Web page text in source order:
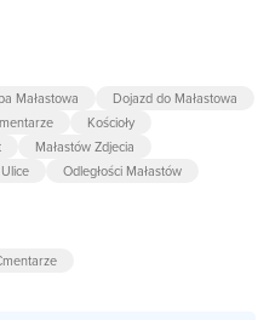
Małastowa
Dojazd do Małastowa
Kościoły
Małastów Zdjecia
Odległości Małastów